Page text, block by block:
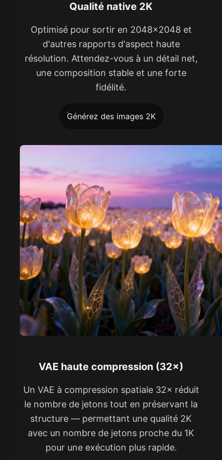
Qualité native 2K
Optimisé pour sortir en 2048×2048 et
d'autres rapports d'aspect haute
résolution. Attendez-vous à un détail net,
une composition stable et une forte
fidélité.
Générez des images 2K
VAE haute compression (32×)
Un VAE à compression spatiale 32× réduit
le nombre de jetons tout en préservant la
structure — permettant une qualité 2K
avec un nombre de jetons proche du 1K
pour une exécution plus rapide.